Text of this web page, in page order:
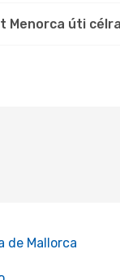
Menorca úti
de Mallorca